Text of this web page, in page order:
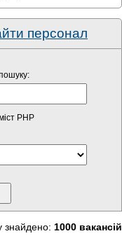
персонал
PHP
знайдено: 1000 вакансій